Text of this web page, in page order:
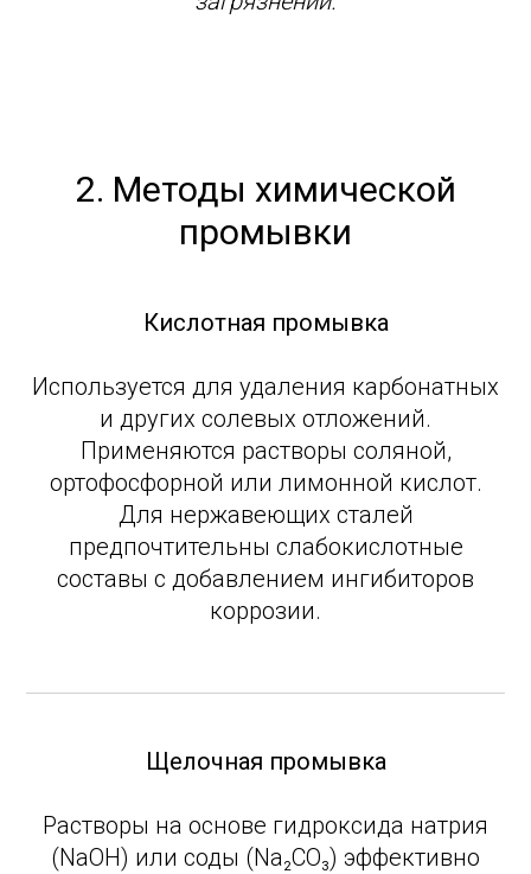
2. Методы химической
промывки
Кислотная промывка
Используется для удаления карбонатных
и других солевых отложений.
Применяются растворы соляной,
ортофосфорной или лимонной кислот.
Для нержавеющих сталей
предпочтительны слабокислотные
составы с добавлением ингибиторов
коррозии.
Щелочная промывка
Растворы на основе гидроксида натрия
(NaOH) или соды (Na₂CO₃) эффективно